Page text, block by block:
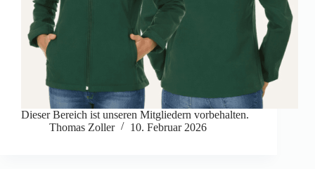
Dieser Bereich ist unseren Mitgliedern vorbehalten.
Thomas Zoller
10. Februar 2026